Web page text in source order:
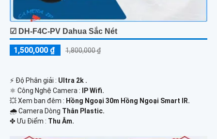
☑ DH-F4C-PV Dahua Sắc Nét
1,500,000 ₫ 1,800,000 ₫
️⚡ Độ Phân giải : Ultra 2k .
⚛️ Công Nghệ Camera :
IP Wifi.
💥 Xem ban đêm : Hồng Ngoại 30m Hồng Ngoại Smart IR.
🌧️ Camera Dòng Thân Plastic.
️✤ Ưu Điểm : Thu Âm.